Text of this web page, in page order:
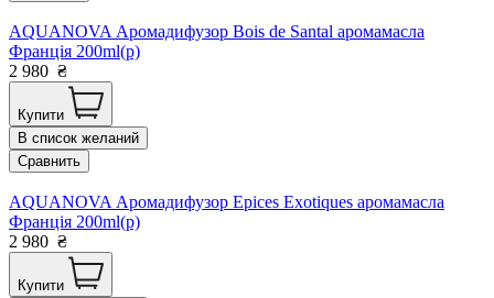
AQUANOVA Аромадифузор Bois de Santal аромамасла
Франція 200ml(р)
2 980 ₴
Купити
В список желаний
Сравнить
AQUANOVA Аромадифузор Epices Exotiques аромамасла
Франція 200ml(р)
2 980 ₴
Купити